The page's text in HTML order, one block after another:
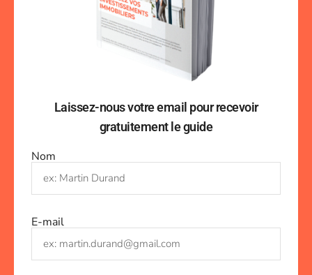
Laissez-nous votre email pour recevoir
gratuitement le guide
Nom
E-mail